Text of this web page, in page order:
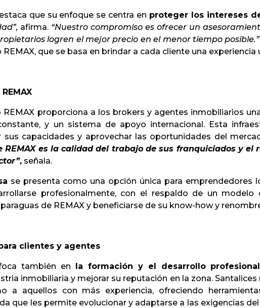
que su enfoque se centra en proteger los intereses
afirma. “Nuestro compromiso es ofrecer un
logren el mejor precio en el menor tiempo posible.”
que se basa en brindar a cada cliente una experiencia
proporciona a los brokers y agentes inmobiliarios
y un sistema de apoyo internacional. Esta
sus capacidades y aprovechar las oportunidades del
REMAX es la calidad del trabajo de sus franquiciados y
, señala.
se presenta como una opción única para emprendedores
profesionalmente, con el respaldo de un
de REMAX y beneficiarse de su know-how y
clientes y agentes
también en la formación y el desarrollo
inmobiliaria y mejorar su reputación en la zona.
a aquellos con más experiencia, ofreciendo
que les permite evolucionar y adaptarse a las exigencias